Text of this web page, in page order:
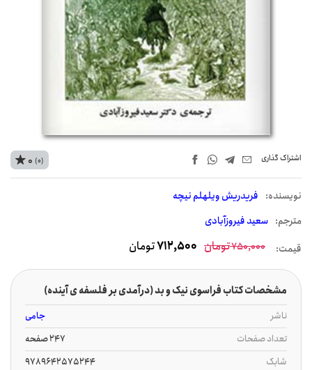
اشتراک‌ گذاری
نويسنده: فریدریش ویلهلم نیچه
مترجم: سعید فیروزآبادی
0 (0)
قیمت: 750,000تومان 712,500تومان
مشخصات کتاب فراسوی نیک و بد (درآمدی بر فلسفه ی آینده)
ناشر
جامی
تعداد صفحات
247 صفحه
شابک
9789642575244